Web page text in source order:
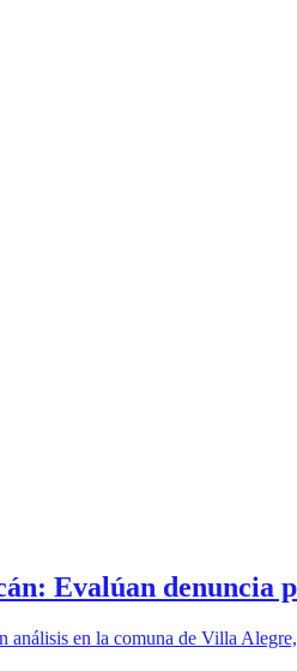
Evalúan denuncia
análisis en la comuna de Villa